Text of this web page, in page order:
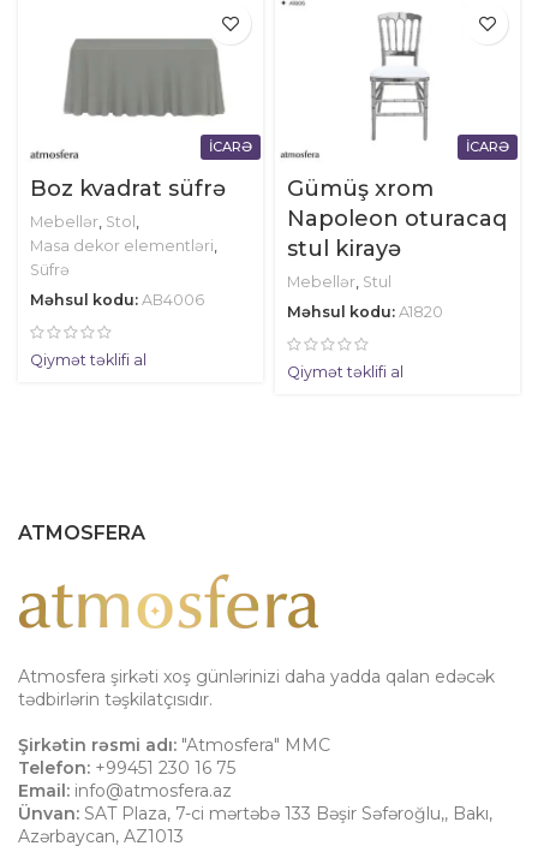
İCARƏ
Boz kvadrat süfrə
Mebellər, Stol ,
Masa dekor elementləri,
Süfrə
Məhsul kodu: AB4006
Qiymət təklifi al
İCARƏ
Gümüş xrom
Napoleon oturacaq
stul kirayə
Mebellər, Stul
Məhsul kodu: A1820
Qiymət təklifi al
ATMOSFERA
Atmosfera şirkəti xoş günlərinizi daha yadda qalan edəcək
tədbirlərin təşkilatçısıdır.
Şirkətin rəsmi adı: "Atmosfera" MMC
Telefon: +99451 230 16 75
Email: info@atmosfera.az
Ünvan: SAT Plaza, 7-ci mərtəbə 133 Bəşir Səfəroğlu,, Bakı,
Azərbaycan, AZ1013